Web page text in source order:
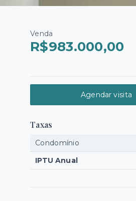
Venda
R$983.000,00
Agendar visita
Taxas
Condomínio
IPTU Anual